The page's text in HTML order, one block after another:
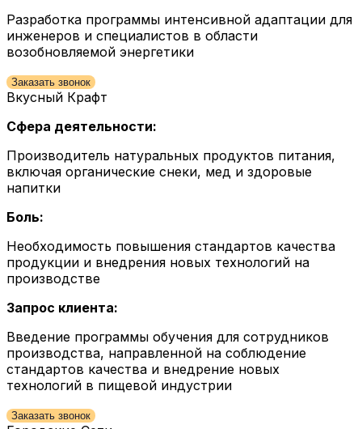
Разработка программы интенсивной адаптации для
инженеров и специалистов в области
возобновляемой энергетики
Заказать звонок
Вкусный Крафт
Сфера деятельности:
Производитель натуральных продуктов питания,
включая органические снеки, мед и здоровые
напитки
Боль:
Необходимость повышения стандартов качества
продукции и внедрения новых технологий на
производстве
Запрос клиента:
Введение программы обучения для сотрудников
производства, направленной на соблюдение
стандартов качества и внедрение новых
технологий в пищевой индустрии
Заказать звонок